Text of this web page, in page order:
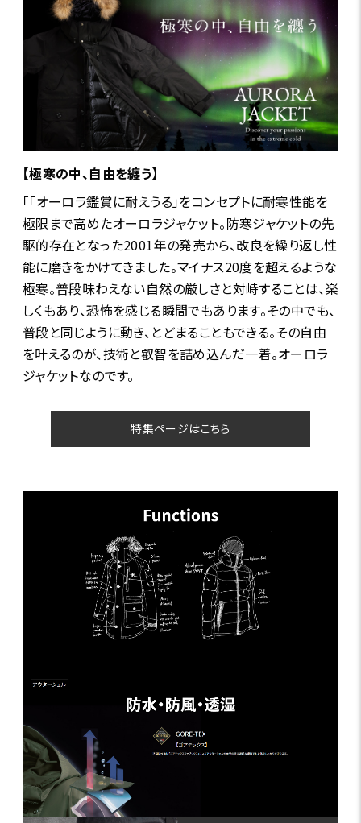
【極寒の中、自由を纏う】
「「オーロラ鑑賞に耐えうる」をコンセプトに耐寒性能を
極限まで高めたオーロラジャケット。防寒ジャケットの先
駆的存在となった2001年の発売から、改良を繰り返し性
能に磨きをかけてきました。マイナス20度を超えるような
極寒。普段味わえない自然の厳しさと対峙することは、楽
しくもあり、恐怖を感じる瞬間でもあります。その中でも、
普段と同じように動き、とどまることもできる。その自由
を叶えるのが、技術と叡智を詰め込んだ一着。オーロラ
ジャケットなのです。
特集ページはこちら